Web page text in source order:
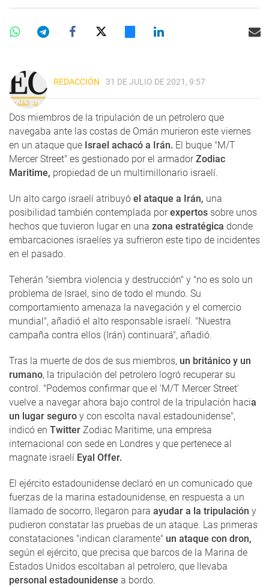
REDACCIÓN 31 DE JULIO DE 2021, 9:57
Dos miembros de la tripulación de un petrolero que
navegaba ante las costas de Omán murieron este viernes
en un ataque que Israel achacó a Irán. El buque "M/T
Mercer Street" es gestionado por el armadorZodiac
Maritime, propiedad de un multimillonario israelí.
Un alto cargo israelí atribuyó el ataque a Irán, una
posibilidad también contemplada porexpertos sobre unos
hechos que tuvieron lugar en una zona estratégica donde
embarcaciones israelíes ya sufrieron este tipo de incidentes
en el pasado.
Teherán "siembra violencia y destrucción" y "no es solo un
problema de Israel, sino de todo el mundo. Su
comportamiento amenaza la navegación y el comercio
mundial", añadió el alto responsable israelí. "Nuestra
campaña contra ellos (Irán) continuará", añadió.
Tras la muerte de dos de sus miembros, un británico y un
rumano, la tripulación del petrolero logró recuperar su
control. "Podemos confirmar que el 'M/T Mercer Street'
vuelve a navegar ahora bajo control de la tripulación hacia
un lugar seguro y con escolta naval estadounidense",
indicó en Twitter Zodiac Maritime, una empresa
internacional con sede en Londres y que pertenece al
magnate israelí Eyal Offer.
El ejército estadounidense declaró en un comunicado que
fuerzas de la marina estadounidense, en respuesta a un
llamado de socorro, llegaron para ayudar a la tripulación y
pudieron constatar las pruebas de un ataque. Las primeras
constataciones "indican claramente" un ataque con dron,
según el ejército, que precisa que barcos de la Marina de
Estados Unidos escoltaban al petrolero, que llevaba
personal estadounidense a bordo.